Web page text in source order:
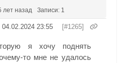
лет назад
Записи: 1
04.02.2024 23:55 [#1265]
я хочу поднять
то мне не удалось